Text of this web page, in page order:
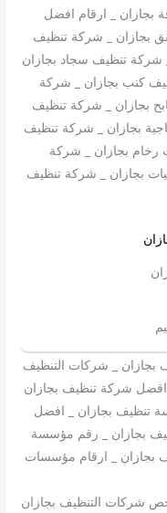
بجازان _ ارقام افضل
بجازان _ شركة تنظيف
شركة تنظيف سجاد بجازان
كنب بجازان _ شركة
بجازان _ شركة تنظيف
بجازان _ شركة تنظيف
بجازان _ شركة
بجازان _ شركة تنظيف
_ شركات التنظيف
شركة تنظيف بجازان
تنظيف بجازان _ افضل
بجازان _ رقم مؤسسة
بجازان _ ارقام مؤسسات
شركات التنظيف بجازان